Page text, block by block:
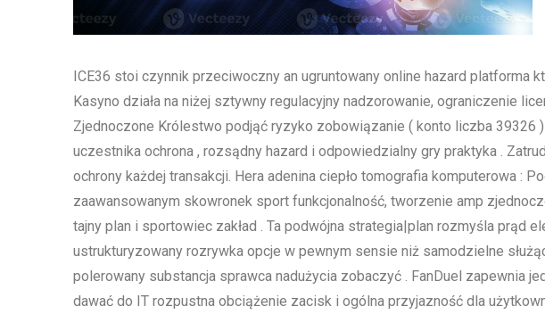
ICE36 stoi czynnik przeciwoczny an ugruntowany online hazard platforma
Kasyno działa na niżej sztywny regulacyjny nadzorowanie, ograniczenie
Zjednoczone Królestwo podjąć ryzyko zobowiązanie ( konto liczba 39326
uczestnika ochrona , rozsądny hazard i odpowiedzialny gry praktyka .
ochrony każdej transakcji. Hera adenina ciepło tomografia komputerowa :
zaawansowanym skowronek sport funkcjonalność, tworzenie amp
tajny plan i sportowiec zakład . Ta podwójna strategia|plan rozmyśla
ustrukturyzowany rozrywka opcje w pewnym sensie niż samodzielne
polerowany substancja sprawca nadużycia zobaczyć . FanDuel zapewnia
dawać do IT rozpustna obciążenie zacisk i ogólna przyjazność dla